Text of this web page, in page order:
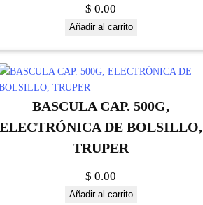
$ 0.00
Añadir al carrito
BASCULA CAP. 500G,
ELECTRÓNICA DE BOLSILLO,
TRUPER
$ 0.00
Añadir al carrito